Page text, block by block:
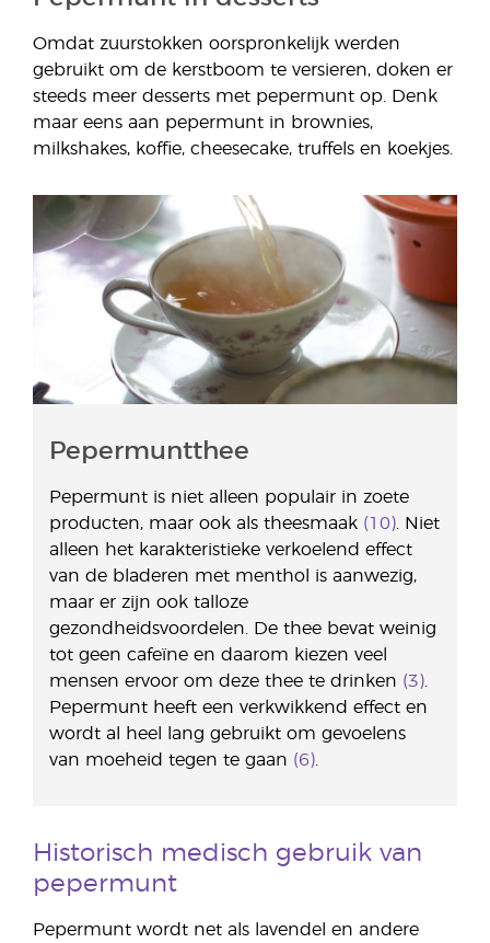
Omdat zuurstokken oorspronkelijk werden
gebruikt om de kerstboom te versieren, doken er
steeds meer desserts met pepermunt op. Denk
maar eens aan pepermunt in brownies,
milkshakes, koffie, cheesecake, truffels en koekjes.
Pepermuntthee
Pepermunt is niet alleen populair in zoete
producten, maar ook als theesmaak (10). Niet
alleen het karakteristieke verkoelend effect
van de bladeren met menthol is aanwezig,
maar er zijn ook talloze
gezondheidsvoordelen. De thee bevat weinig
tot geen cafeïne en daarom kiezen veel
mensen ervoor om deze thee te drinken (3).
Pepermunt heeft een verkwikkend effect en
wordt al heel lang gebruikt om gevoelens
van moeheid tegen te gaan (6).
Historisch medisch gebruik van
pepermunt
Pepermunt wordt net als lavendel en andere